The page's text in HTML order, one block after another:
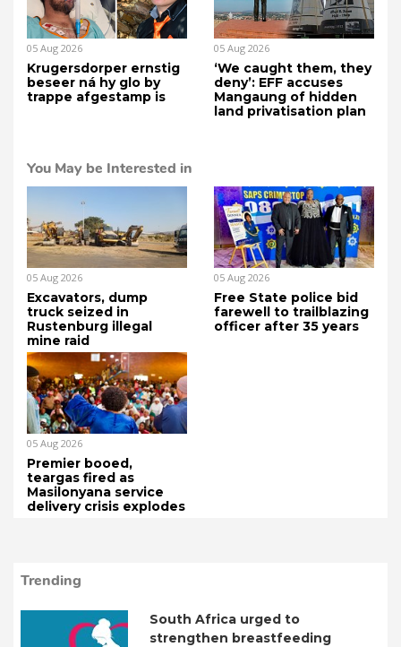
05 Aug 2026
Krugersdorper ernstig
beseer ná hy glo by
trappe afgestamp is
05 Aug 2026
‘We caught them, they
deny’: EFF accuses
Mangaung of hidden
land privatisation plan
You May be Interested in
05 Aug 2026
Excavators, dump
truck seized in
Rustenburg illegal
mine raid
05 Aug 2026
Free State police bid
farewell to trailblazing
officer after 35 years
05 Aug 2026
Premier booed,
teargas fired as
Masilonyana service
delivery crisis explodes
Trending
South Africa urged to
strengthen breastfeeding